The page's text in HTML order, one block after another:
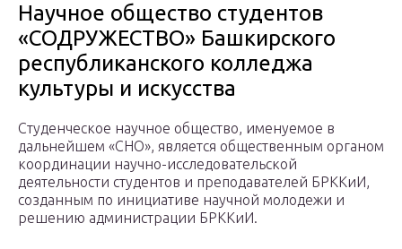
Научное общество студентов
«СОДРУЖЕСТВО» Башкирского
республиканского колледжа
культуры и искусства
Студенческое научное общество, именуемое в
дальнейшем «СНО», является общественным органом
координации научно-исследовательской
деятельности студентов и преподавателей БРККиИ,
созданным по инициативе научной молодежи и
решению администрации БРККиИ.